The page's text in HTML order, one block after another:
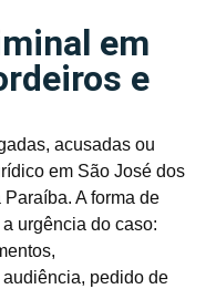
em
e
acusadas ou
em São José dos
A forma de
urgência do caso:
pedido de